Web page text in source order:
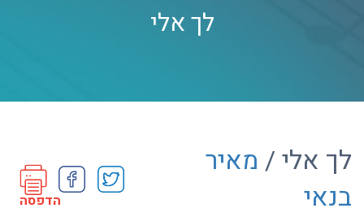
לך אלי
לך אלי / מאיר
בנאי
הדפסה